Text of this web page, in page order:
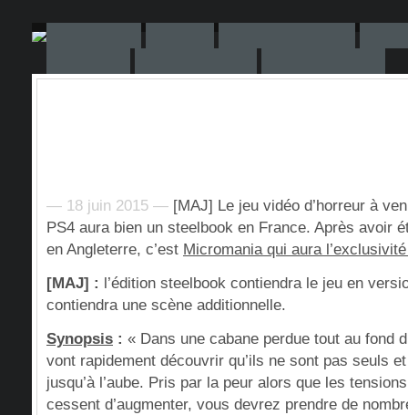
— 18 juin 2015 — [MAJ] Le jeu vidéo d’horreur à
PS4 aura bien un steelbook en France. Après avoir
en Angleterre, c’est Micromania qui aura
[MAJ] : l’édition steelbook contiendra le jeu en
contiendra une scène additionnelle.
Synopsis : « Dans une cabane perdue tout au fond
vont rapidement découvrir qu’ils ne sont pas seuls
jusqu’à l’aube. Pris par la peur alors que les
cessent d’augmenter, vous devrez prendre de